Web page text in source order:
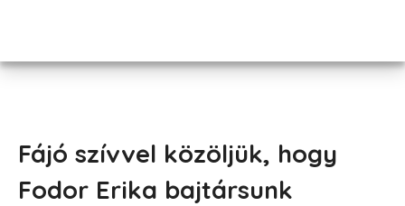
Fájó szívvel közöljük, hogy
Fodor Erika bajtársunk